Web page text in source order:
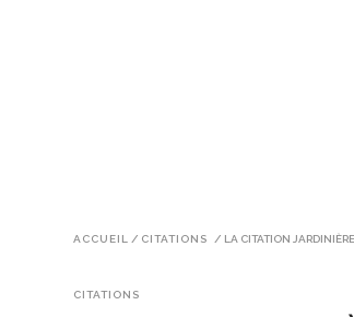
ACCUEIL / CITATIONS / LA CITATION
CITATIONS